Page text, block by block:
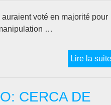
voté en majorité pour
…
Lire la suite
CERCA DE